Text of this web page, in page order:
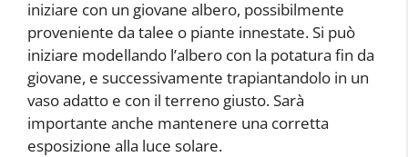
iniziare con un giovane albero, possibilmente
proveniente da talee o piante innestate. Si può
iniziare modellando l’albero con la potatura fin da
giovane, e successivamente trapiantandolo in un
vaso adatto e con il terreno giusto. Sarà
importante anche mantenere una corretta
esposizione alla luce solare.